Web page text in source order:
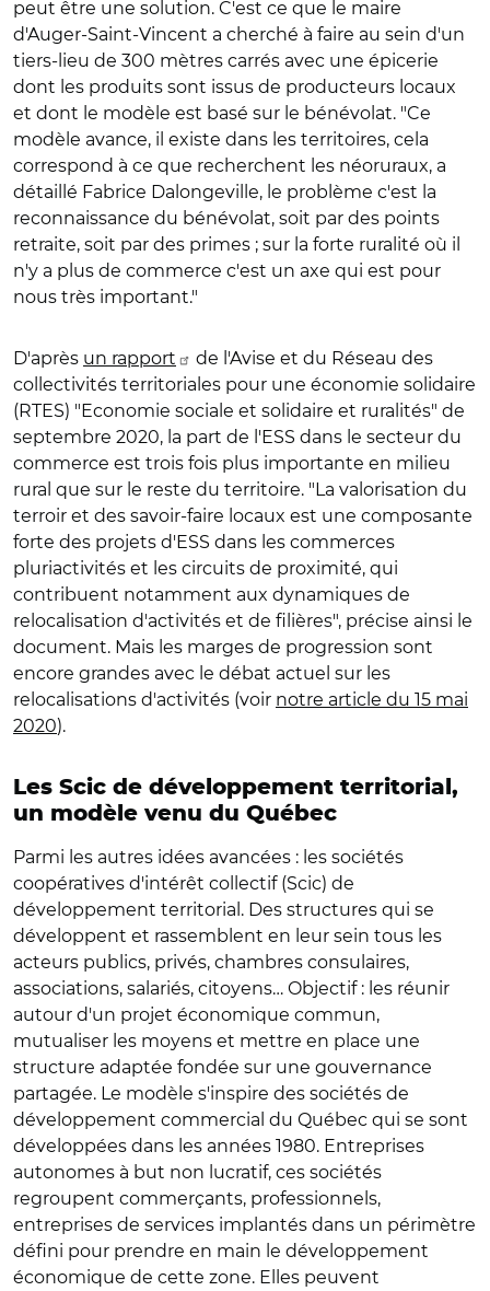
peut être une solution. C'est ce que le maire
d'Auger-Saint-Vincent a cherché à faire au sein d'un
tiers-lieu de 300 mètres carrés avec une épicerie
dont les produits sont issus de producteurs locaux
et dont le modèle est basé sur le bénévolat. "Ce
modèle avance, il existe dans les territoires, cela
correspond à ce que recherchent les néoruraux, a
détaillé Fabrice Dalongeville, le problème c'est la
reconnaissance du bénévolat, soit par des points
retraite, soit par des primes ; sur la forte ruralité où il
n'y a plus de commerce c'est un axe qui est pour
nous très important."
D'après un rapport
de l'Avise et du Réseau des
collectivités territoriales pour une économie solidaire
(RTES) "Economie sociale et solidaire et ruralités" de
septembre 2020, la part de l'ESS dans le secteur du
commerce est trois fois plus importante en milieu
rural que sur le reste du territoire. "La valorisation du
terroir et des savoir-faire locaux est une composante
forte des projets d'ESS dans les commerces
pluriactivités et les circuits de proximité, qui
contribuent notamment aux dynamiques de
relocalisation d'activités et de filières", précise ainsi le
document. Mais les marges de progression sont
encore grandes avec le débat actuel sur les
relocalisations d'activités (voir notre article du 15 mai
2020).
Les Scic de développement territorial,
un modèle venu du Québec
Parmi les autres idées avancées : les sociétés
coopératives d'intérêt collectif (Scic) de
développement territorial. Des structures qui se
développent et rassemblent en leur sein tous les
acteurs publics, privés, chambres consulaires,
associations, salariés, citoyens… Objectif : les réunir
autour d'un projet économique commun,
mutualiser les moyens et mettre en place une
structure adaptée fondée sur une gouvernance
partagée. Le modèle s'inspire des sociétés de
développement commercial du Québec qui se sont
développées dans les années 1980. Entreprises
autonomes à but non lucratif, ces sociétés
regroupent commerçants, professionnels,
entreprises de services implantés dans un périmètre
défini pour prendre en main le développement
économique de cette zone. Elles peuvent